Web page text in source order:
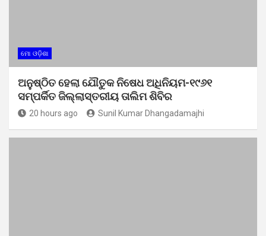
ମୋ ଓଡ଼ିଶା
ଅନୁଷ୍ଠିତ ହେଲା ଯୌତୁକ ନିଷେଧ ଅଧିନିୟମ-୧୯୬୧
ସମ୍ପର୍କିତ ଜିଲ୍ଲାସ୍ତରୀୟ ତାଲିମ ଶିବିର
20 hours ago Sunil Kumar Dhangadamajhi